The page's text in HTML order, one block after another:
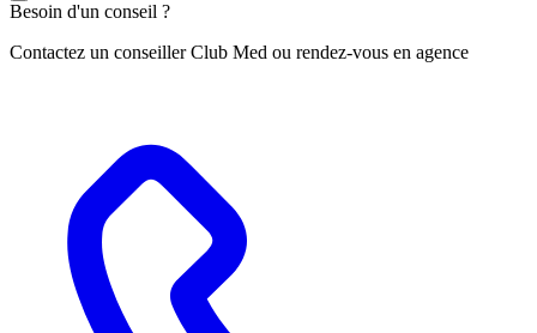
Besoin d'un conseil ?
Contactez un conseiller Club Med ou rendez-vous en agence